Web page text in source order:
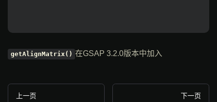
getAlignMatrix() 在GSAP 3.2.0版本中加入
上一页 下一页